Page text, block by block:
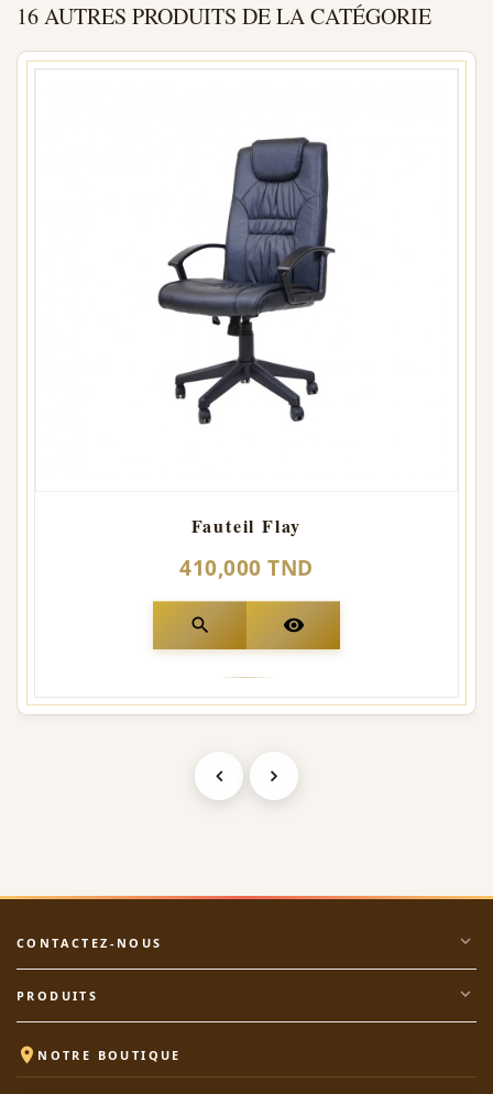
16 AUTRES PRODUITS DE LA CATÉGORIE
Fauteil Flay
410,000 TND
search visibility
CONTACTEZ-NOUS expand_more
PRODUITS expand_more
 NOTRE BOUTIQUE